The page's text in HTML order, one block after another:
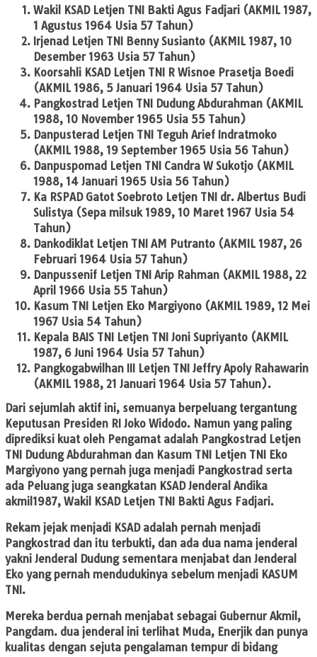
Wakil KSAD Letjen TNI Bakti Agus Fadjari (AKMIL 1987,
1 Agustus 1964 Usia 57 Tahun)
Irjenad Letjen TNI Benny Susianto (AKMIL 1987, 10
Desember 1963 Usia 57 Tahun)
Koorsahli KSAD Letjen TNI R Wisnoe Prasetja Boedi
(AKMIL 1986, 5 Januari 1964 Usia 57 Tahun)
Pangkostrad Letjen TNI Dudung Abdurahman (AKMIL
1988, 10 November 1965 Usia 55 Tahun)
Danpusterad Letjen TNI Teguh Arief Indratmoko
(AKMIL 1988, 19 September 1965 Usia 56 Tahun)
Danpuspomad Letjen TNI Candra W Sukotjo (AKMIL
1988, 14 Januari 1965 Usia 56 Tahun)
Ka RSPAD Gatot Soebroto Letjen TNI dr. Albertus Budi
Sulistya (Sepa milsuk 1989, 10 Maret 1967 Usia 54
Tahun)
Dankodiklat Letjen TNI AM Putranto (AKMIL 1987, 26
Februari 1964 Usia 57 Tahun)
Danpussenif Letjen TNI Arip Rahman (AKMIL 1988, 22
April 1966 Usia 55 Tahun)
Kasum TNI Letjen Eko Margiyono (AKMIL 1989, 12 Mei
1967 Usia 54 Tahun)
Kepala BAIS TNI Letjen TNI Joni Supriyanto (AKMIL
1987, 6 Juni 1964 Usia 57 Tahun)
Pangkogabwilhan III Letjen TNI Jeffry Apoly Rahawarin
(AKMIL 1988, 21 Januari 1964 Usia 57 Tahun).
Dari sejumlah aktif ini, semuanya berpeluang tergantung
Keputusan Presiden RI Joko Widodo. Namun yang paling
diprediksi kuat oleh Pengamat adalah Pangkostrad Letjen
TNI Dudung Abdurahman dan Kasum TNI Letjen TNI Eko
Margiyono yang pernah juga menjadi Pangkostrad serta
ada Peluang juga seangkatan KSAD Jenderal Andika
akmil1987, Wakil KSAD Letjen TNI Bakti Agus Fadjari.
Rekam jejak menjadi KSAD adalah pernah menjadi
Pangkostrad dan itu terbukti, dan ada dua nama jenderal
yakni Jenderal Dudung sementara menjabat dan Jenderal
Eko yang pernah mendudukinya sebelum menjadi KASUM
TNI.
Mereka berdua pernah menjabat sebagai Gubernur Akmil,
Pangdam. dua jenderal ini terlihat Muda, Enerjik dan punya
kualitas dengan sejuta pengalaman tempur di bidang